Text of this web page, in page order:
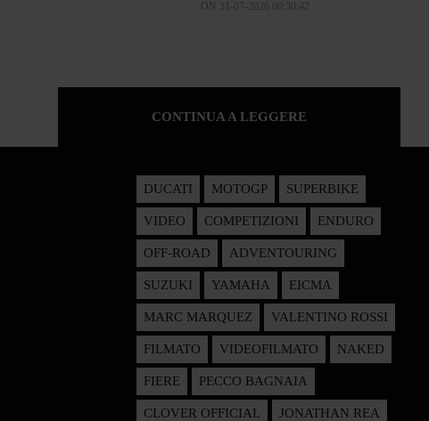
ON 31-07-2026 00:30:42
CONTINUA A LEGGERE
DUCATI MOTOGP SUPERBIKE
VIDEO COMPETIZIONI ENDURO
OFF-ROAD ADVENTOURING
SUZUKI YAMAHA EICMA
MARC MARQUEZ VALENTINO ROSSI
FILMATO VIDEOFILMATO NAKED
FIERE PECCO BAGNAIA
CLOVER OFFICIAL JONATHAN REA